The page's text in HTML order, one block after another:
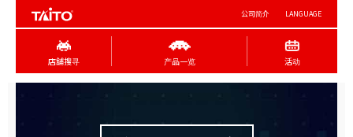
公司简介 LANGUAGE
店舖搜寻 产品一览 活动